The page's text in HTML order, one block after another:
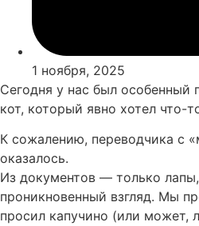
1 ноября, 2025
Сегодня у нас был особенный
кот, который явно хотел что-
К сожалению, переводчика с
оказалось.
Из документов — только
проникновенный взгляд. Мы
просил капучино (или может,